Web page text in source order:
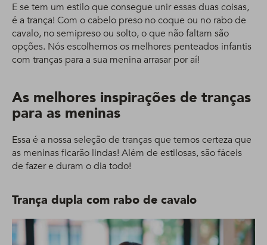
E se tem um estilo que consegue unir essas duas coisas,
é a trança! Com o cabelo preso no coque ou no rabo de
cavalo, no semipreso ou solto, o que não faltam são
opções. Nós escolhemos os melhores penteados infantis
com tranças para a sua menina arrasar por aí!
As melhores inspirações de tranças
para as meninas
Essa é a nossa seleção de tranças que temos certeza que
as meninas ficarão lindas! Além de estilosas, são fáceis
de fazer e duram o dia todo!
Trança dupla com rabo de cavalo